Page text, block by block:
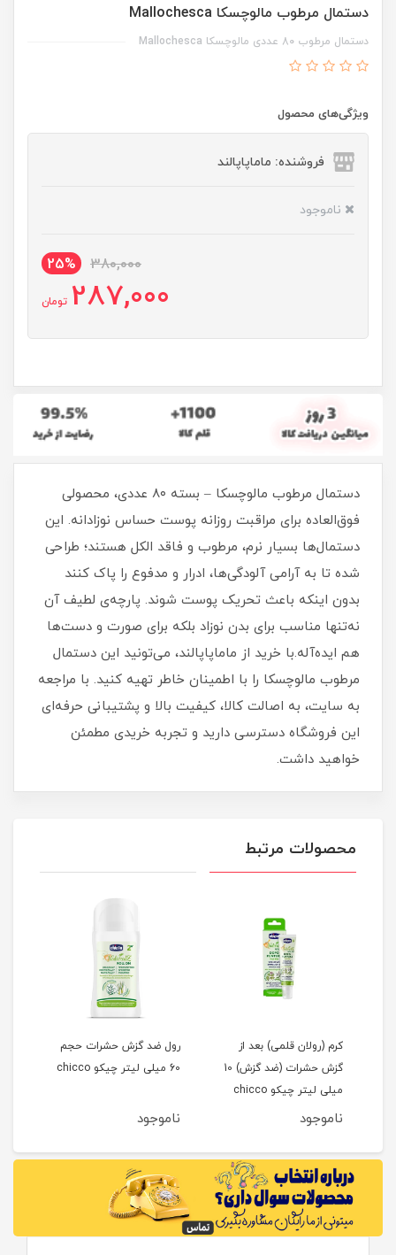
دستمال مرطوب مالوچسکا Mallochesca
دستمال مرطوب 80 عددی مالوچسکا Mallochesca
ویژگی‌های محصول
فروشنده: ماماپاپالند
ناموجود
380,000
25%
287,000 تومان
دستمال مرطوب مالوچسکا – بسته ۸۰ عددی، محصولی
فوق‌العاده برای مراقبت روزانه پوست حساس نوزادانه. این
دستمال‌ها بسیار نرم، مرطوب و فاقد الکل هستند؛ طراحی
شده تا به آرامی آلودگی‌ها، ادرار و مدفوع را پاک کنند
بدون اینکه باعث تحریک پوست شوند. پارچه‌ی لطیف آن
نه‌تنها مناسب برای بدن نوزاد بلکه برای صورت و دست‌ها
هم ایده‌آله.با خرید از ماماپاپالند، می‌تونید این دستمال
مرطوب مالوچسکا را با اطمینان خاطر تهیه کنید. با مراجعه
به سایت، به اصالت کالا، کیفیت بالا و پشتیبانی حرفه‌ای
این فروشگاه دسترسی دارید و تجربه خریدی مطمئن
خواهید داشت.
محصولات مرتبط
کرم (رولان قلمی) بعد از
گزش حشرات (ضد گزش) 10
میلی لیتر چیکو chicco
ناموجود
رول ضد گزش حشرات حجم
60 میلی لیتر چیکو chicco
ناموجود